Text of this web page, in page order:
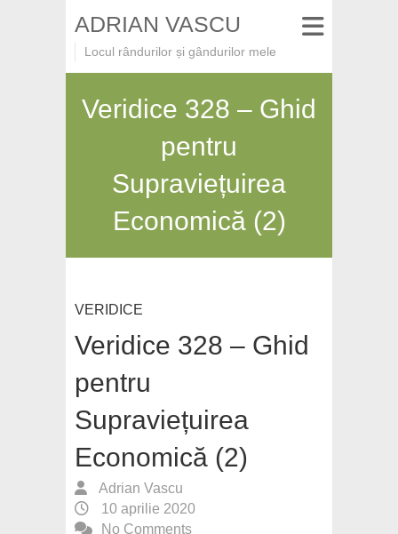
ADRIAN VASCU
Locul rândurilor și gândurilor mele
Veridice 328 – Ghid
pentru
Supraviețuirea
Economică (2)
VERIDICE
Veridice 328 – Ghid
pentru
Supraviețuirea
Economică (2)
Adrian Vascu
10 aprilie 2020
No Comments